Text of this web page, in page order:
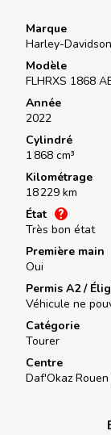
Marque
Harley-Davidson
Modèle
FLHRXS 1868
Année
2022
Cylindré
1 868 cm³
Kilométrage
18 229 km
État
Très bon état
Première main
Oui
Permis A2 /
Véhicule ne
Catégorie
Tourer
Centre
Daf'Okaz Rouen